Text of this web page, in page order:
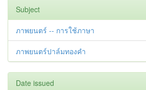
Subject
ภาพยนตร์ -- การใช้ภาษา
ภาพยนตร์ปาล์มทองคำ
Date issued